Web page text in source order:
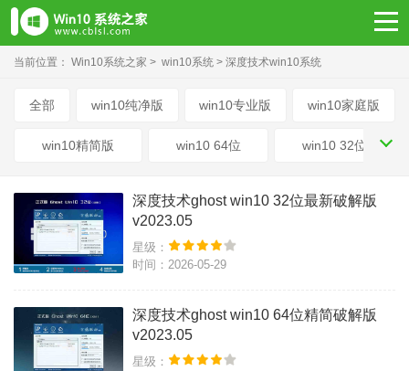
当前位置： Win10系统之家 > win10系统 > 深度技术win10系统
全部 win10纯净版 win10专业版 win10家庭版
win10精简版 win10 64位 win10 32位
笔记本win10系统
深度技术ghost win10 32位最新破解版
v2023.05
星级：
时间：2026-05-29
深度技术ghost win10 64位精简破解版
v2023.05
星级：